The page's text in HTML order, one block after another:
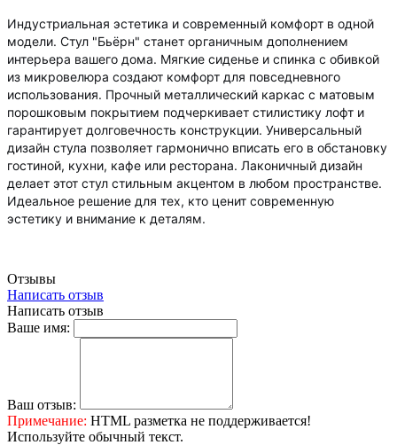
Индустриальная эстетика и современный комфорт в одной
модели. Стул "Бьёрн" станет органичным дополнением
интерьера вашего дома. Мягкие сиденье и спинка с обивкой
из микровелюра создают комфорт для повседневного
использования. Прочный металлический каркас с матовым
порошковым покрытием подчеркивает стилистику лофт и
гарантирует долговечность конструкции. Универсальный
дизайн стула позволяет гармонично вписать его в обстановку
гостиной, кухни, кафе или ресторана. Лаконичный дизайн
делает этот стул стильным акцентом в любом пространстве.
Идеальное решение для тех, кто ценит современную
эстетику и внимание к деталям.
Отзывы
Написать отзыв
Написать отзыв
Ваше имя:
Ваш отзыв:
Примечание: HTML разметка не поддерживается!
Используйте обычный текст.